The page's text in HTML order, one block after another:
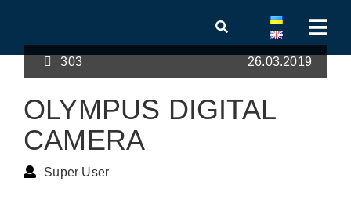
303 26.03.2019
OLYMPUS DIGITAL
CAMERA
Super User